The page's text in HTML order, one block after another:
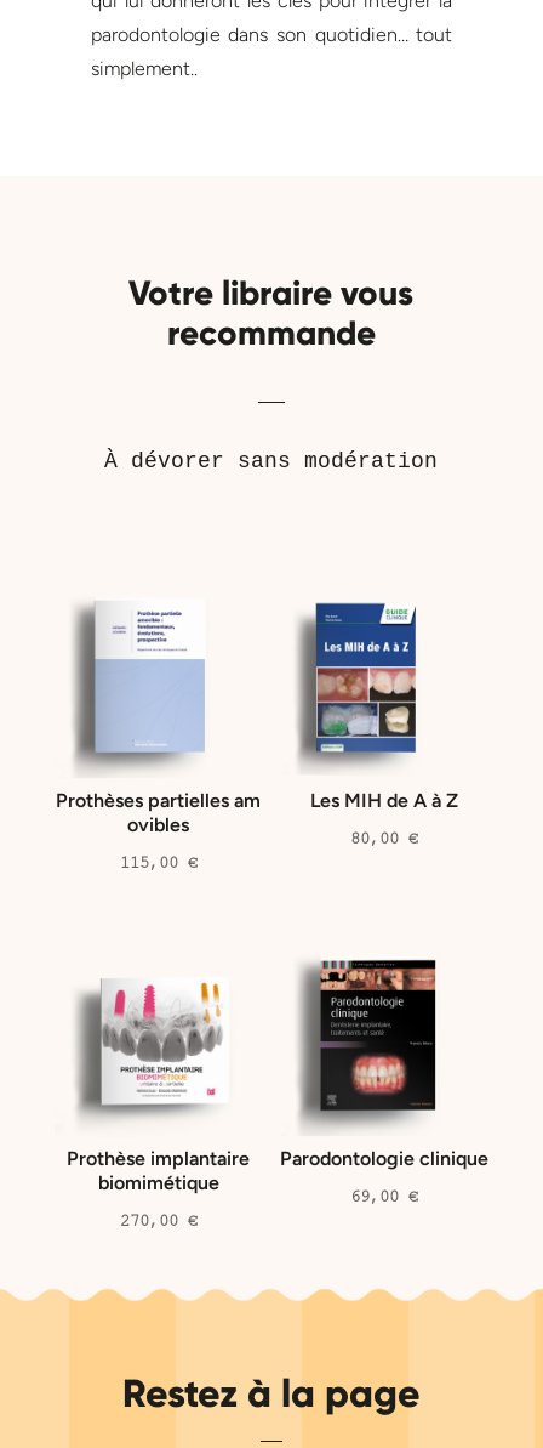
parodontologie dans son quotidien… tout
simplement..
Votre libraire vous
recommande
À dévorer sans modération
Prothèses partielles am
ovibles
115,00 €
Les MIH de A à Z
80,00€
Prothèse implantaire
biomimétique
270,00 €
Parodontologie clinique
69,00€
Restez à la page